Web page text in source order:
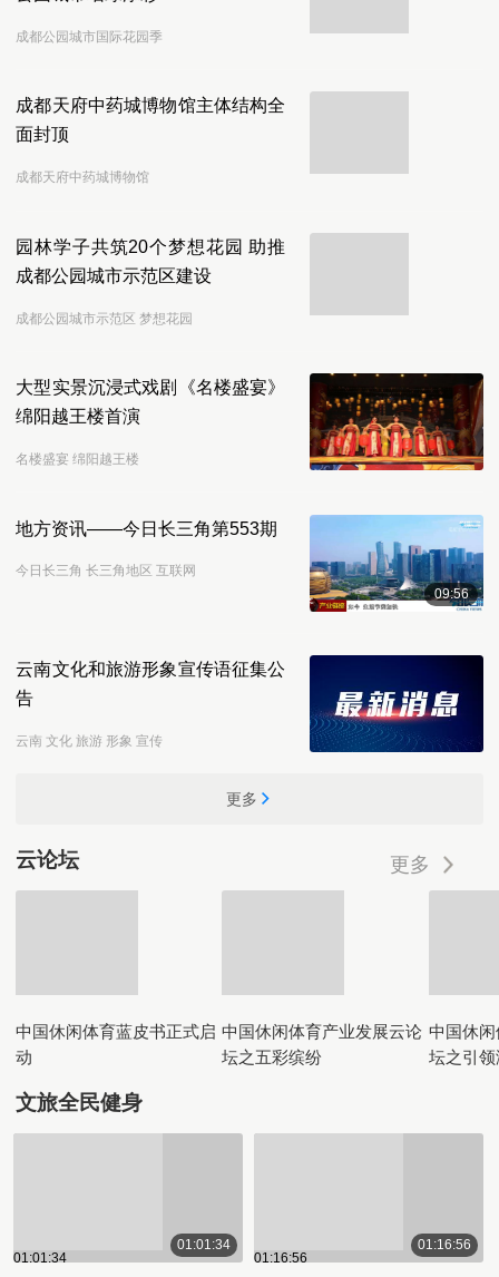
成都公园城市国际花园季
成都天府中药城博物馆主体结构全
面封顶
成都天府中药城博物馆
园林学子共筑20个梦想花园 助推
成都公园城市示范区建设
成都公园城市示范区 梦想花园
大型实景沉浸式戏剧《名楼盛宴》
绵阳越王楼首演
名楼盛宴 绵阳越王楼
地方资讯——今日长三角第553期
今日长三角 长三角地区 互联网
09:56
云南文化和旅游形象宣传语征集公
告
云南 文化 旅游 形象 宣传
更多
云论坛 更多
中国休闲体育蓝皮书正式启
动
中国休闲体育产业发展云论
坛之五彩缤纷
中国休
坛之引领
文旅全民健身
01:01:34
01:01:34
01:16:56
01:16:56